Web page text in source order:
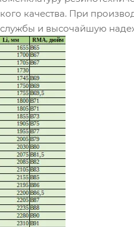
качества. При
и высочайшую